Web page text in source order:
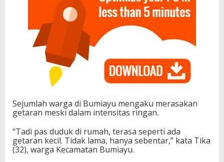
Sejumlah warga di Bumiayu mengaku merasakan
getaran meski dalam intensitas ringan.
“Tadi pas duduk di rumah, terasa seperti ada
getaran kecil. Tidak lama, hanya sebentar,” kata Tika
(32), warga Kecamatan Bumiayu.